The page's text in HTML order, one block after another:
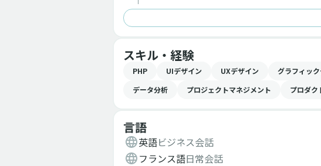
スキル・経験
PHP UIデザイン UXデザイン グラフィッ
データ分析
プロジェクトマネジメント プロダク
言語
英語ビジネス会話
フランス語日常会話